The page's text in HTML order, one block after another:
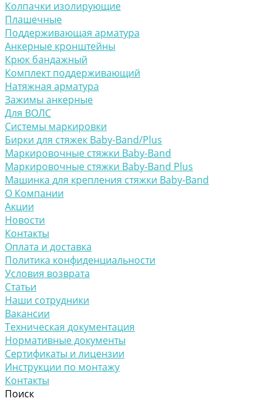
Колпачки изолирующие
Плашечные
Поддерживающая арматура
Анкерные кронштейны
Крюк бандажный
Комплект поддерживающий
Натяжная арматура
Зажимы анкерные
Для ВОЛС
Системы маркировки
Бирки для стяжек Baby-Band/Plus
Маркировочные стяжки Baby-Band
Маркировочные стяжки Baby-Band Plus
Машинка для крепления стяжки Baby-Band
О Компании
Акции
Новости
Контакты
Оплата и доставка
Политика конфиденциальности
Условия возврата
Статьи
Наши сотрудники
Вакансии
Техническая документация
Нормативные документы
Сертификаты и лицензии
Инструкции по монтажу
Контакты
Поиск